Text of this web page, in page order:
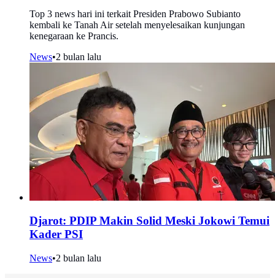
Top 3 news hari ini terkait Presiden Prabowo Subianto
kembali ke Tanah Air setelah menyelesaikan kunjungan
kenegaraan ke Prancis.
News•2 bulan lalu
Djarot: PDIP Makin Solid Meski Jokowi Temui
Kader PSI
News•2 bulan lalu